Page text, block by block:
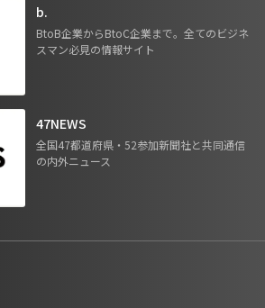
b.
BtoB企業からBtoC企業まで。全てのビジネ
スマン必見の情報サイト
47NEWS
全国47都道府県・52参加新聞社と共同通信
の内外ニュース